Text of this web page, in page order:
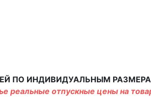
ПО ИНДИВИДУАЛЬНЫМ
отпускные цены на